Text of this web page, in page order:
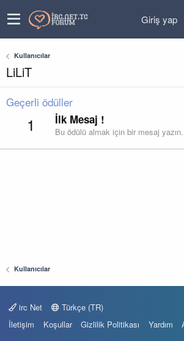
Giriş yap
Kullanıcılar
LiLiT
Geçerli ödüller
1 İlk Mesaj !
Bu ödülü almak için bir mesaj yazın.
Kullanıcılar
irc Net
Türkçe (TR)
İletişim
Koşullar Gizlilik Politikası Yardım